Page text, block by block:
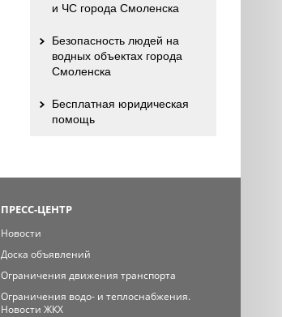
и ЧС города Смоленска
Безопасность людей на
водных объектах города
Смоленска
Бесплатная юридическая
помощь
ПРЕСС-ЦЕНТР
Новости
Доска объявлений
Ограничения движения транспорта
Ограничения водо- и теплоснабжения.
Новости ЖКХ